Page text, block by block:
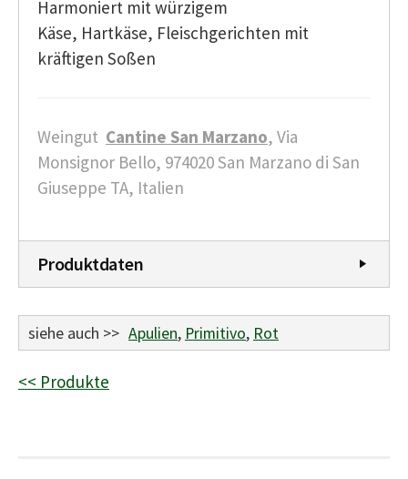
Harmoniert mit würzigem
Käse, Hartkäse, Fleischgerichten mit
kräftigen Soßen
Weingut Cantine San Marzano, Via
Monsignor Bello, 974020 San Marzano di San
Giuseppe TA, Italien
Produktdaten
siehe auch >> Apulien, Primitivo, Rot
<< Produkte